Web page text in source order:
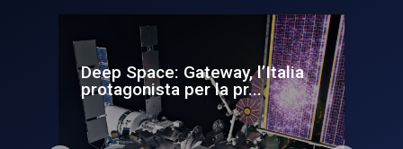
Insight, all'interno di
Marte